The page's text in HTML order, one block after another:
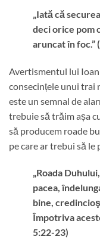
„Iată că
deci orice pom
aruncat în foc.”
Avertismentul lui
consecințele unui trai
este un semnal de
trebuie să trăim așa
să producem roade
pe care ar trebui să
„Roada
pacea,
bine,
Împotriva
5:22-23)